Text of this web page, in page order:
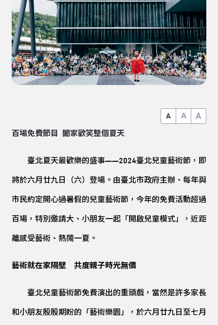
A A A
百場免費節目 闔家歡笑整個夏天
臺北夏天最歡樂的盛事——2024臺北兒童藝術節，即
將於六月廿九日（六）登場。由臺北市政府主辦、每年與
市民約定開心過暑假的兒童藝術節，今年的免費活動超過
百場，特別邀請大、小朋友一起「開啟兒童模式」，近距
離感受藝術、熱鬧一夏。
藝術就在家隔壁 共度親子時光無價
臺北兒童藝術節免費演出的重頭戲，當然是許多家長
和小朋友殷殷期盼的「藝術樂園」，於六月廿九日至七月